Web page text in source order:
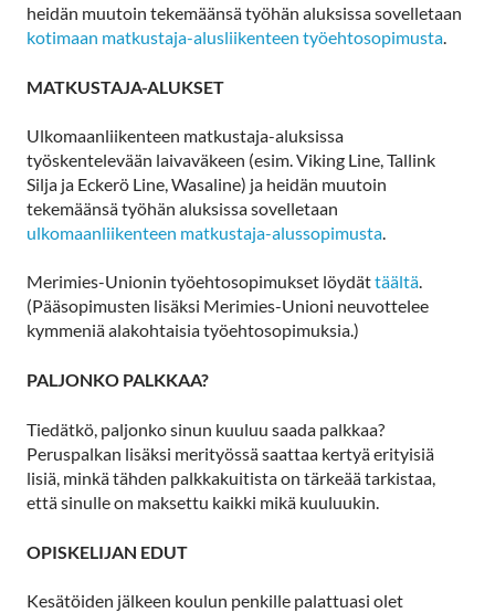
heidän muutoin tekemäänsä työhän aluksissa sovelletaan
kotimaan matkustaja-alusliikenteen työehtosopimusta.
MATKUSTAJA-ALUKSET
Ulkomaanliikenteen matkustaja-aluksissa
työskentelevään laivaväkeen (esim. Viking Line, Tallink
Silja ja Eckerö Line, Wasaline) ja heidän muutoin
tekemäänsä työhän aluksissa sovelletaan
ulkomaanliikenteen matkustaja-alussopimusta.
Merimies-Unionin työehtosopimukset löydättäältä.
(Pääsopimusten lisäksi Merimies-Unioni neuvottelee
kymmeniä alakohtaisia työehtosopimuksia.)
PALJONKO PALKKAA?
Tiedätkö, paljonko sinun kuuluu saada palkkaa?
Peruspalkan lisäksi merityössä saattaa kertyä erityisiä
lisiä, minkä tähden palkkakuitista on tärkeää tarkistaa,
että sinulle on maksettu kaikki mikä kuuluukin.
OPISKELIJAN EDUT
Kesätöiden jälkeen koulun penkille palattuasi olet